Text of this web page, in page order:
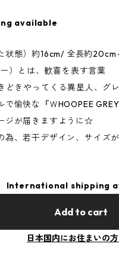
available
態）約16cm/ 全長約20cm
）とは、歓喜を表す言葉
どきやってくる異星人、グ
で愉快な『ＷHOOPEE
ジが届きますように☆
、若干デザイン、サイズ
International shipping
Add to cart
日本国内にお住まいの